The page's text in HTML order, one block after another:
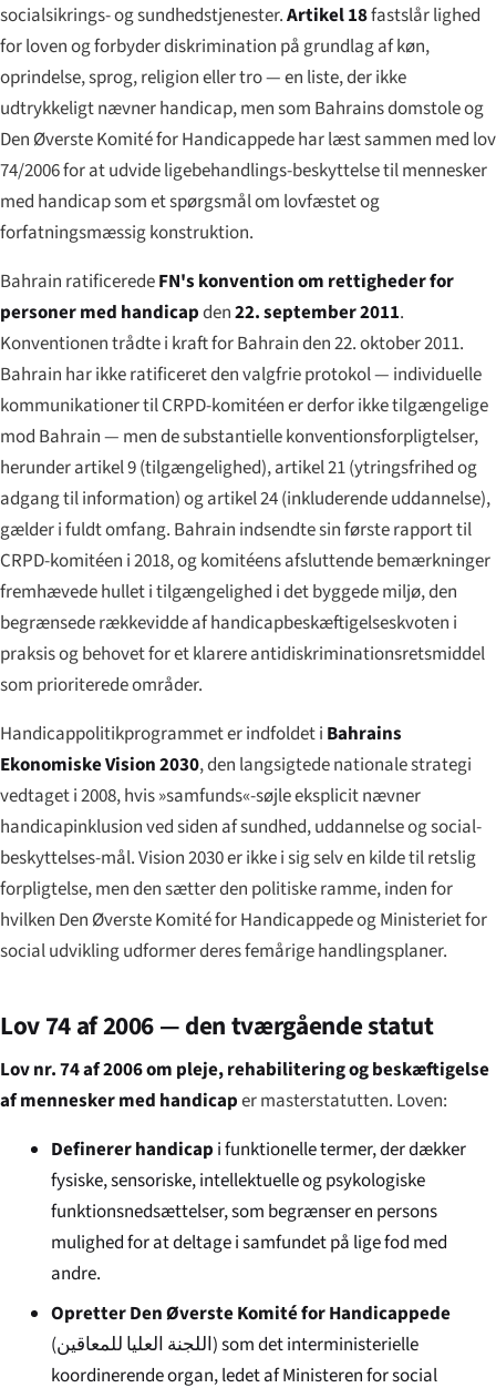
socialsikrings- og sundhedstjenester.Artikel 18fastslår lighed
for loven og forbyder diskrimination på grundlag af køn,
oprindelse, sprog, religion eller tro — en liste, der ikke
udtrykkeligt nævner handicap, men som Bahrains domstole og
Den Øverste Komité for Handicappede har læst sammen med lov
74/2006 for at udvide ligebehandlings-beskyttelse til mennesker
med handicap som et spørgsmål om lovfæstet og
forfatningsmæssig konstruktion.
Bahrain ratificeredeFN's konvention om rettigheder for
personer med handicapden22. september 2011.
Konventionen trådte i kraft for Bahrain den 22. oktober 2011.
Bahrain har ikke ratificeret den valgfrie protokol — individuelle
kommunikationer til CRPD-komitéen er derfor ikke tilgængelige
mod Bahrain — men de substantielle konventionsforpligtelser,
herunder artikel 9 (tilgængelighed), artikel 21 (ytringsfrihed og
adgang til information) og artikel 24 (inkluderende uddannelse),
gælder i fuldt omfang. Bahrain indsendte sin første rapport til
CRPD-komitéen i 2018, og komitéens afsluttende bemærkninger
fremhævede hullet i tilgængelighed i det byggede miljø, den
begrænsede rækkevidde af handicapbeskæftigelseskvoten i
praksis og behovet for et klarere antidiskriminationsretsmiddel
som prioriterede områder.
Handicappolitikprogrammet er indfoldet i Bahrains
Ekonomiske Vision 2030, den langsigtede nationale strategi
vedtaget i 2008, hvis »samfunds«-søjle eksplicit nævner
handicapinklusion ved siden af sundhed, uddannelse og social-
beskyttelses-mål. Vision 2030 er ikke i sig selv en kilde til retslig
forpligtelse, men den sætter den politiske ramme, inden for
hvilken Den Øverste Komité for Handicappede og Ministeriet for
social udvikling udformer deres femårige handlingsplaner.
Lov 74 af 2006 — den tværgående statut
Lov nr. 74 af 2006 om pleje, rehabilitering og beskæftigelse
af mennesker med handicaper masterstatutten. Loven:
Definerer handicap i funktionelle termer, der dækker
fysiske, sensoriske, intellektuelle og psykologiske
funktionsnedsættelser, som begrænser en persons
mulighed for at deltage i samfundet på lige fod med
andre.
Opretter Den Øverste Komité for Handicappede
(اللجنة العليا للمعاقين) som det interministerielle
koordinerende organ, ledet af Ministeren for social